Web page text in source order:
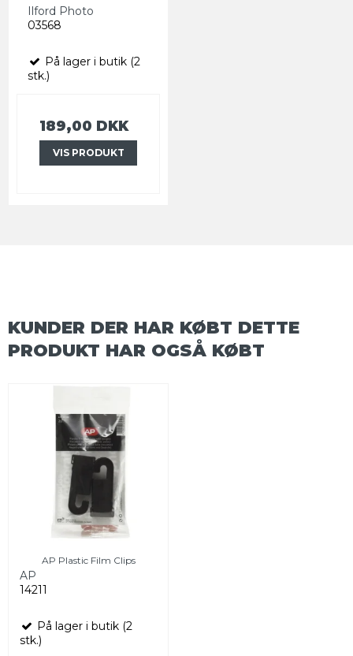
Ilford Photo
03568
På lager i butik (2
stk.)
189,00 DKK
VIS PRODUKT
KUNDER DER HAR KØBT DETTE
PRODUKT HAR OGSÅ KØBT
AP Plastic Film Clips
AP
14211
På lager i butik (2
stk.)